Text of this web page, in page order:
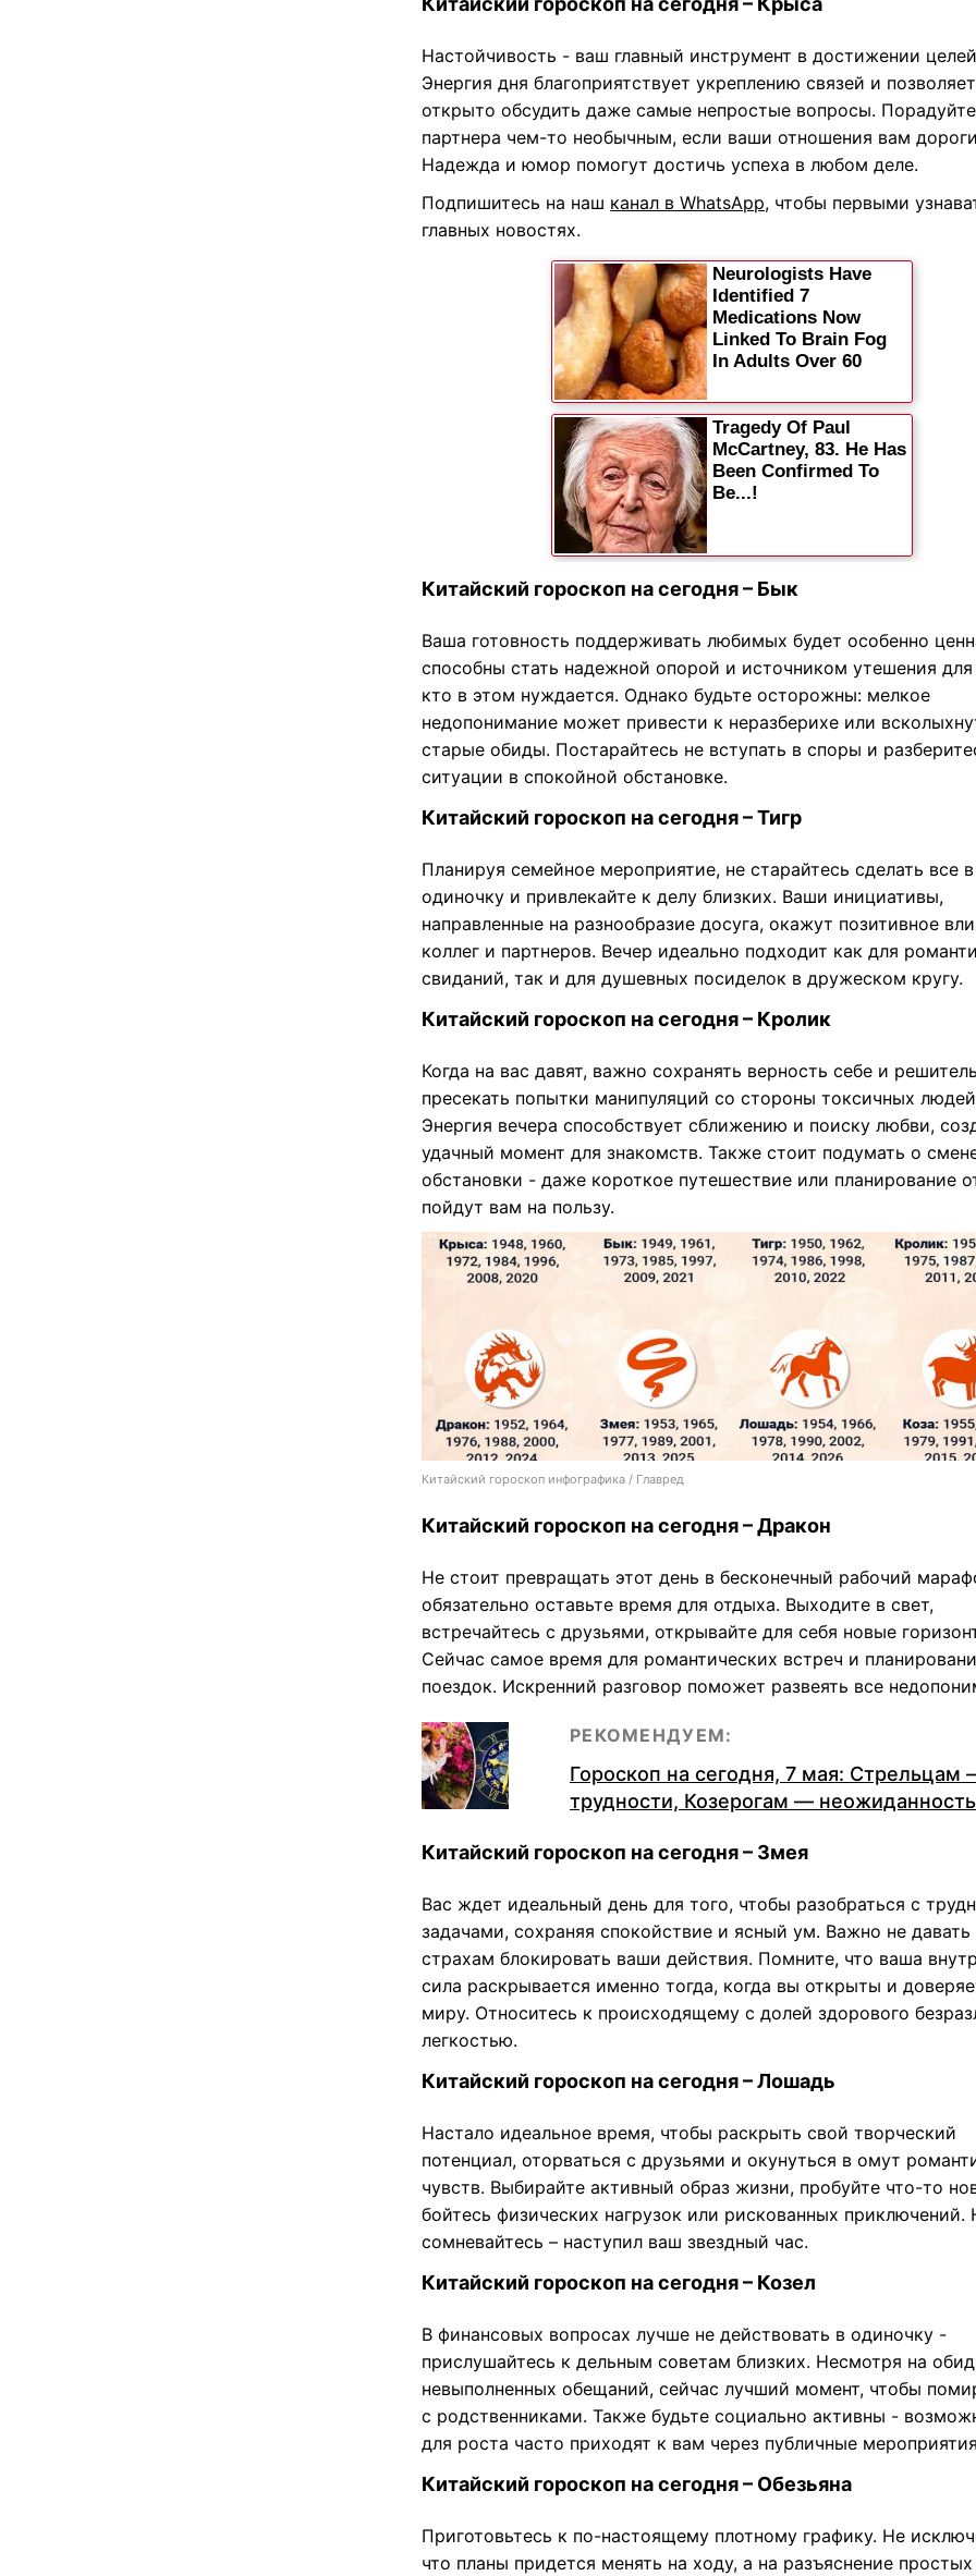
Настойчивость - ваш главный инструмент в достижении
Энергия дня благоприятствует укреплению связей и позволяет
открыто обсудить даже самые непростые вопросы.
партнера чем-то необычным, если ваши отношения вам
Надежда и юмор помогут достичь успеха в любом деле.
Подпишитесь на наш канал в WhatsApp, чтобы первыми
главных новостях.
Китайский гороскоп на сегодня – Бык
Ваша готовность поддерживать любимых будет особенно
способны стать надежной опорой и источником утешения для
кто в этом нуждается. Однако будьте осторожны: мелкое
недопонимание может привести к неразберихе или
старые обиды. Постарайтесь не вступать в споры и
ситуации в спокойной обстановке.
Китайский гороскоп на сегодня – Тигр
Планируя семейное мероприятие, не старайтесь сделать все в
одиночку и привлекайте к делу близких. Ваши инициативы,
направленные на разнообразие досуга, окажут позитивное
коллег и партнеров. Вечер идеально подходит как для
свиданий, так и для душевных посиделок в дружеском кругу.
Китайский гороскоп на сегодня – Кролик
Когда на вас давят, важно сохранять верность себе и
пресекать попытки манипуляций со стороны токсичных
Энергия вечера способствует сближению и поиску любви,
удачный момент для знакомств. Также стоит подумать о
обстановки - даже короткое путешествие или планирование
пойдут вам на пользу.
Китайский гороскоп инфографика / Главред
Китайский гороскоп на сегодня – Дракон
Не стоит превращать этот день в бесконечный рабочий
обязательно оставьте время для отдыха. Выходите в свет,
встречайтесь с друзьями, открывайте для себя новые
Сейчас самое время для романтических встреч и
поездок. Искренний разговор поможет развеять все
РЕКОМЕНДУЕМ:
Гороскоп на сегодня, 7 мая: Стрельцам
трудности, Козерогам — неожиданность
Китайский гороскоп на сегодня – Змея
Вас ждет идеальный день для того, чтобы разобраться с
задачами, сохраняя спокойствие и ясный ум. Важно не давать
страхам блокировать ваши действия. Помните, что ваша
сила раскрывается именно тогда, когда вы открыты и
миру. Относитесь к происходящему с долей здорового
легкостью.
Китайский гороскоп на сегодня – Лошадь
Настало идеальное время, чтобы раскрыть свой творческий
потенциал, оторваться с друзьями и окунуться в омут
чувств. Выбирайте активный образ жизни, пробуйте что-то
бойтесь физических нагрузок или рискованных приключений.
сомневайтесь – наступил ваш звездный час.
Китайский гороскоп на сегодня – Козел
В финансовых вопросах лучше не действовать в одиночку -
прислушайтесь к дельным советам близких. Несмотря на
невыполненных обещаний, сейчас лучший момент, чтобы
с родственниками. Также будьте социально активны -
для роста часто приходят к вам через публичные
Китайский гороскоп на сегодня – Обезьяна
Приготовьтесь к по-настоящему плотному графику. Не
что планы придется менять на ходу, а на разъяснение